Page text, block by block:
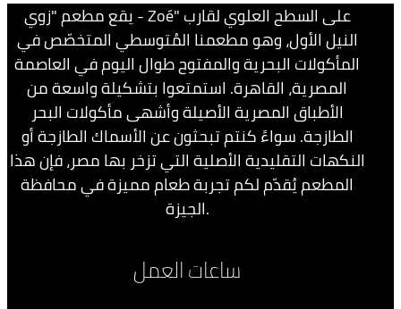
يقع مطعم "زوي - Zoé" على السطح العلوي لقارب
النيل الأول، وهو مطعمنا المُتوسطي المتخصّص في
المأكولات البحرية والمفتوح طوال اليوم في العاصمة
المصرية، القاهرة. استمتعوا بتشكيلة واسعة من
الأطباق المصرية الأصيلة وأشهى مأكولات البحر
الطازجة. سواءً كنتم تبحثون عن الأسماك الطازجة أو
النكهات التقليدية الأصلية التي تزخر بها مصر، فإن هذا
المطعم يُقدّم لكم تجربة طعام مميزة في محافظة
الجيزة.
ساعات العمل